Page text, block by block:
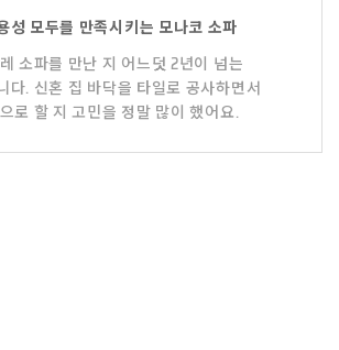
성 모두를 만족시키는 모나코 소파
소파를 만난 지 어느덧 2년이 넘는
다. 신혼 집 바닥을 타일로 공사하면서
로 할 지 고민을 정말 많이 했어요.